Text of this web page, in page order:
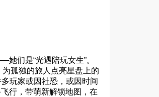
们是“光遇陪玩女生”。
孤独的旅人点亮星盘上的
玩家或因社恐，或因时间
行，带萌新解锁地图，在